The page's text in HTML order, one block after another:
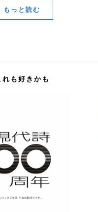
もっと読む
れも好きかも